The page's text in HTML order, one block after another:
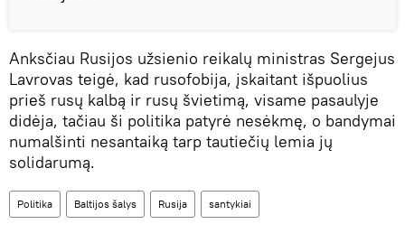
Anksčiau Rusijos užsienio reikalų ministras Sergejus
Lavrovas teigė, kad rusofobija, įskaitant išpuolius
prieš rusų kalbą ir rusų švietimą, visame pasaulyje
didėja, tačiau ši politika patyrė nesėkmę, o bandymai
numalšinti nesantaiką tarp tautiečių lemia jų
solidarumą.
Politika Baltijos šalys Rusija santykiai